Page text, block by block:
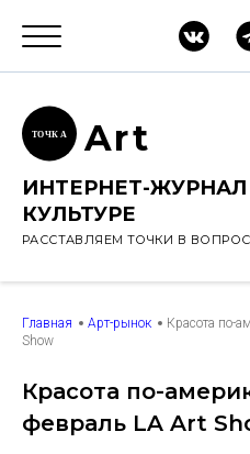
ТОЧК А Art
ИНТЕРНЕТ-
КУЛЬТУРЕ
РАССТАВЛЯЕМ ТОЧКИ В
Главная Арт-рынок
Красота по-
Show
Красота по-
февраль LA Art